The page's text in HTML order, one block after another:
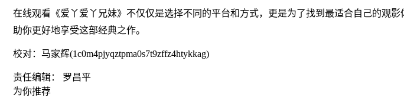
在线观看《爱丫爱丫兄妹》不仅仅是选择不同的平台和方式，更是为了找到最适合自己的观
助你更好地享受这部经典之作。
校对：马家辉(1c0m4pjyqztpma0s7t9zffz4htykkag)
责任编辑： 罗昌平
为你推荐